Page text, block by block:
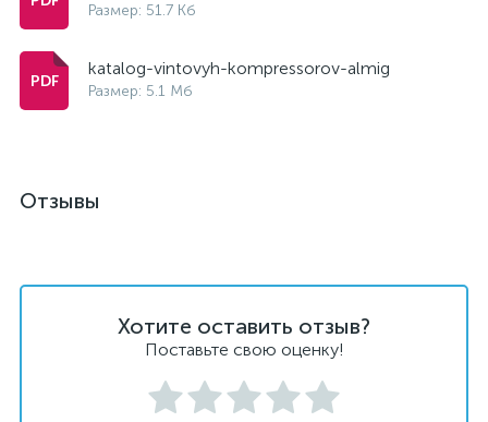
Размер: 51.7 Кб
katalog-vintovyh-kompressorov-almig
Размер: 5.1 Мб
Отзывы
Хотите оставить отзыв?
Поставьте свою оценку!